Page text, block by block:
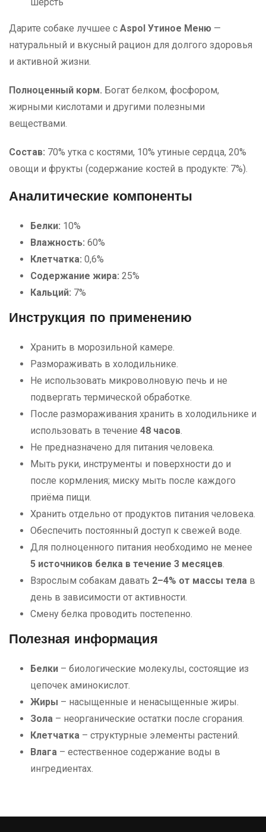
Дарите собаке лучшее с Aspol Утиное Меню —
натуральный и вкусный рацион для долгого здоровья
и активной жизни.
Полноценный корм. Богат белком, фосфором,
жирными кислотами и другими полезными
веществами.
Состав: 70% утка с костями, 10% утиные сердца, 20%
овощи и фрукты (содержание костей в продукте: 7%).
Аналитические компоненты
Белки: 10%
Влажность: 60%
Клетчатка: 0,6%
Содержание жира: 25%
Кальций: 7%
Инструкция по применению
Хранить в морозильной камере.
Размораживать в холодильнике.
Не использовать микроволновую печь и не
подвергать термической обработке.
После размораживания хранить в холодильнике и
использовать в течение 48 часов
Не предназначено для питания человека.
Мыть руки, инструменты и поверхности до и
после кормления; миску мыть после каждого
приёма пищи.
Хранить отдельно от продуктов питания человека.
Обеспечить постоянный доступ к свежей воде.
Для полноценного питания необходимо не менее
5 источников белка в течение 3 месяцев
Взрослым собакам давать 2–4% от массы тела в
день в зависимости от активности.
Смену белка проводить постепенно.
Полезная информация
Белки – биологические молекулы, состоящие из
цепочек аминокислот.
Жиры – насыщенные и ненасыщенные жиры.
Зола – неорганические остатки после сгорания.
Клетчатка – структурные элементы растений.
Влага – естественное содержание воды в
ингредиентах.